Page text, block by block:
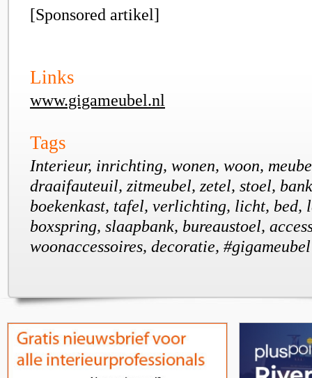
[Sponsored artikel]
Links
www.gigameubel.nl
Tags
Interieur, inrichting, wonen, woon,
draaifauteuil, zitmeubel, zetel, stoel,
boekenkast, tafel, verlichting, licht, bed,
boxspring, slaapbank, bureaustoel,
woonaccessoires, decoratie, #gigameubel